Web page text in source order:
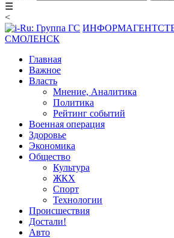
☰
<
СМОЛЕНСК
Главная
Важное
Власть
Мнение, Аналитика
Политика
Рейтинг событий
Военная операция
Здоровье
Экономика
Общество
Культура
ЖКХ
Спорт
Технологии
Происшествия
Достали!
Авто